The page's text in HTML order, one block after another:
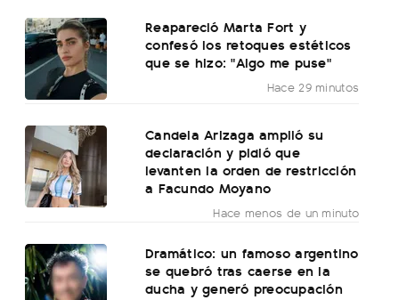
Reapareció Marta Fort y
confesó los retoques estéticos
que se hizo: "Algo me puse"
Hace 29 minutos
Candela Arizaga amplió su
declaración y pidió que
levanten la orden de restricción
a Facundo Moyano
Hace menos de un minuto
Dramático: un famoso argentino
se quebró tras caerse en la
ducha y generó preocupación